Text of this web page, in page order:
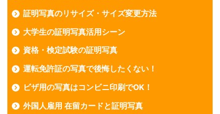
証明写真のリサイズ・サイズ変更方法
大学生の証明写真活用シーン
資格・検定試験の証明写真
運転免許証の写真で後悔したくない！
ビザ用の写真はコンビニ印刷でOK！
外国人雇用 在留カードと証明写真